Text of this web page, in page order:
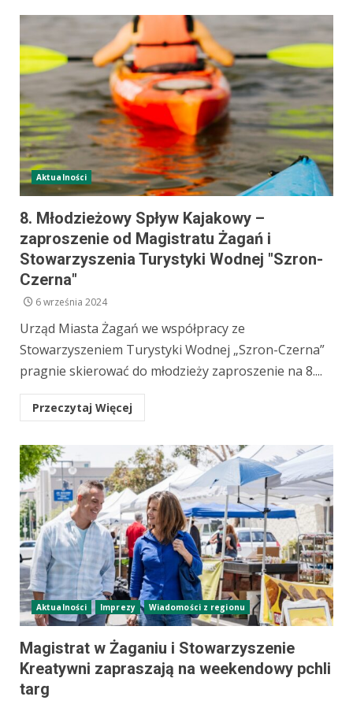
Aktualności
8. Młodzieżowy Spływ Kajakowy –
zaproszenie od Magistratu Żagań i
Stowarzyszenia Turystyki Wodnej "Szron-
Czerna"
6 września 2024
Urząd Miasta Żagań we współpracy ze
Stowarzyszeniem Turystyki Wodnej „Szron-Czerna”
pragnie skierować do młodzieży zaproszenie na 8....
Przeczytaj Więcej
Aktualności Imprezy Wiadomości z regionu
Magistrat w Żaganiu i Stowarzyszenie
Kreatywni zapraszają na weekendowy pchli
targ